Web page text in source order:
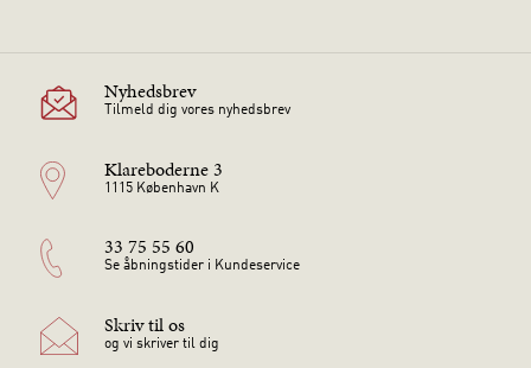
Nyhedsbrev
Tilmeld dig vores nyhedsbrev
Klareboderne 3
1115 København K
33 75 55 60
Se åbningstider i Kundeservice
Skriv til os
og vi skriver til dig